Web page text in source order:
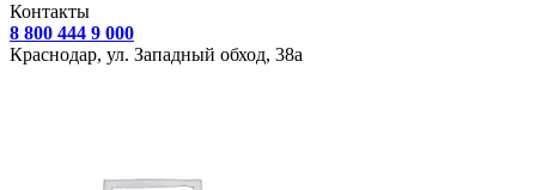
Контакты
8 800 444 9 000
Краснодар, ул. Западный обход, 38а